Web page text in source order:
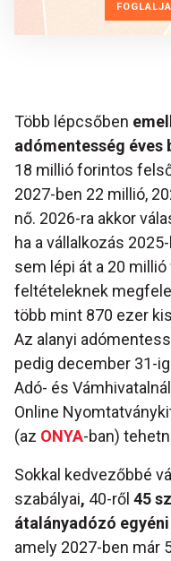
Több lépcsőben
adómentesség
18 millió forintos
2027-ben 22 millió,
nő. 2026-ra akkor
ha a vállalkozás
sem lépi át a 20
feltételeknek
több mint 870 ezer
Az alanyi
pedig december 31-
Adó- és
Online
(az ONYA-ban)
Sokkal kedvezőbbé
szabályai, 40-ről 45
átalányadózó
amely 2027-ben már